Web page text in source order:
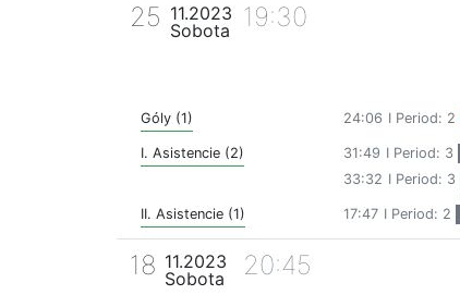
25 11.2023
Sobota
19:30
Góly (1) 24:06 I Period: 2
I. Asistencie (2) 31:49 I Period: 3
33:32 I Period: 3
II. Asistencie (1) 17:47 I Period: 2
18 11.2023
Sobota
20:45